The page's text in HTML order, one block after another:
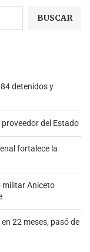
BUSCAR
detenidos y
del Estado
fortalece la
militar Aniceto
22 meses, pasó de